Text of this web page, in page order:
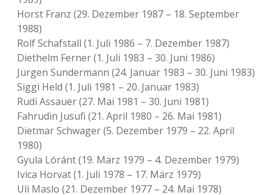
Horst Franz (29. Dezember 1987 – 18. September
1988)
Rolf Schafstall (1. Juli 1986 – 7. Dezember 1987)
Diethelm Ferner (1. Juli 1983 – 30. Juni 1986)
Jürgen Sundermann (24. Januar 1983 – 30. Juni 1983)
Siggi Held (1. Juli 1981 – 20. Januar 1983)
Rudi Assauer (27. Mai 1981 – 30. Juni 1981)
Fahrudin Jusufi (21. April 1980 – 26. Mai 1981)
Dietmar Schwager (5. Dezember 1979 – 22. April
1980)
Gyula Lóránt (19. März 1979 – 4. Dezember 1979)
Ivica Horvat (1. Juli 1978 – 17. März 1979)
Uli Maslo (21. Dezember 1977 – 24. Mai 1978)